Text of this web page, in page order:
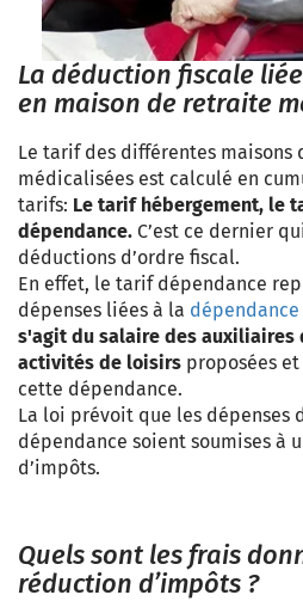
La déduction fiscale
en maison de retraite
Le tarif des différentes maisons
médicalisées est calculé en
tarifs: Le tarif hébergement, le
dépendance. C’est ce dernier
déductions d’ordre fiscal.
En effet, le tarif dépendance
dépenses liées à la
s'agit du salaire des auxiliaires
activités de loisirs proposées
cette dépendance.
La loi prévoit que les dépenses
dépendance soient soumises à
d’impôts.
Quels sont les frais
réduction d’impôts ?